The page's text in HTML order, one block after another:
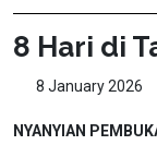
8 Hari di
8 January 2026
NYANYIAN